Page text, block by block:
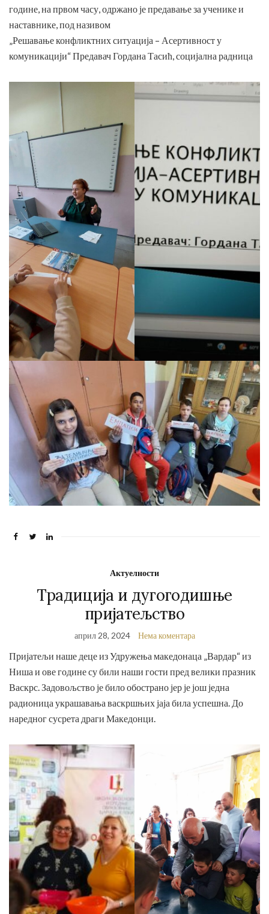
године, на првом часу, одржано је предавање за ученике и
наставнике, под називом
„Решавање конфликтних ситуација – Асертивност у
комуникацији“ Предавач Гордана Тасић, социјална радница
Актуелности
Традиција и дугогодишње
пријатељство
април 28, 2024 Нема коментара
Пријатељи наше деце из Удружења македонаца „Вардар“ из
Ниша и ове године су били наши гости пред велики празник
Васкрс. Задовољство је било обострано јер је још једна
радионица украшавања васкршњих јаја била успешна. До
наредног сусрета драги Македонци.